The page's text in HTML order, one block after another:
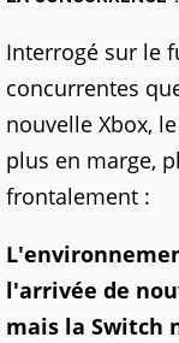
Interrogé sur le
concurrentes
nouvelle Xbox,
plus en marge,
frontalement :
l'arrivée de
mais la Switch